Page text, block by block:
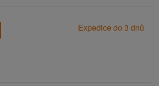
Expedice do 3 dnů